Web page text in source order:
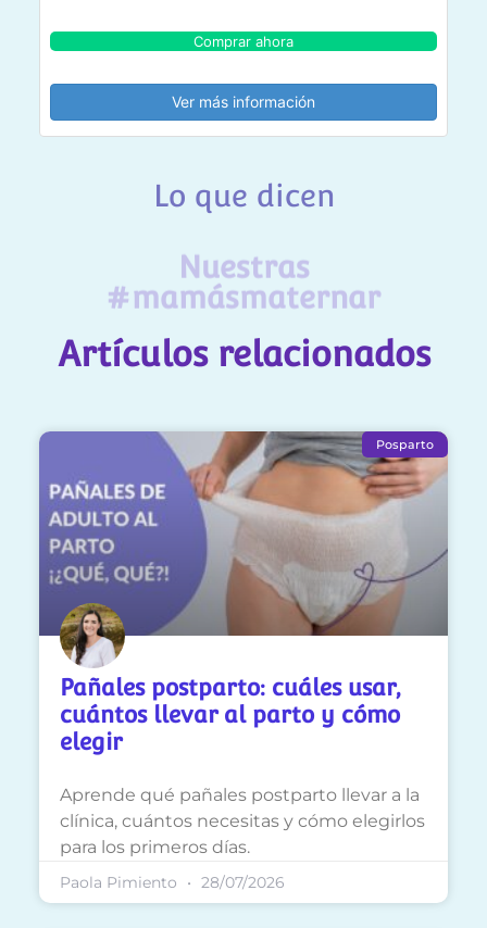
Comprar ahora
Ver más información
Lo que dicen
Nuestras
#mamásmaternar
Artículos relacionados
Posparto
Pañales postparto: cuáles usar,
cuántos llevar al parto y cómo
elegir
Aprende qué pañales postparto llevar a la
clínica, cuántos necesitas y cómo elegirlos
para los primeros días.
Paola Pimiento 28/07/2026